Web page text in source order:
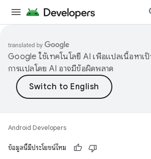
Google ใช้เทคโนโลยี AI เพื่อแปลเนื้อหา
การแปลโดย AI อาจมีข้อผิดพลาด
Android Developers
ข้อมูลนี้มีประโยชน์ไหม